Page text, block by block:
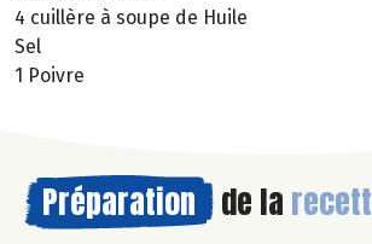
4 cuillère à soupe de Huile
Sel
1 Poivre
Préparation de la